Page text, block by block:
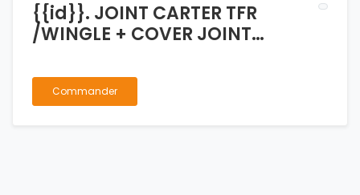
{{id}}. JOINT CARTER TFR
/WINGLE + COVER JOINT
Commander